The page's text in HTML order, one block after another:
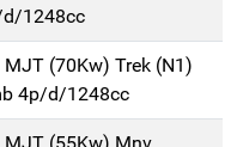
1248cc
MJT (70Kw) Trek (N1)
4p/d/1248cc
MJT (55Kw) Mnv